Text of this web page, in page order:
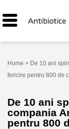
Home > De 10 ani
fericire pentru 800 de
De 10 ani
compania
pentru 800